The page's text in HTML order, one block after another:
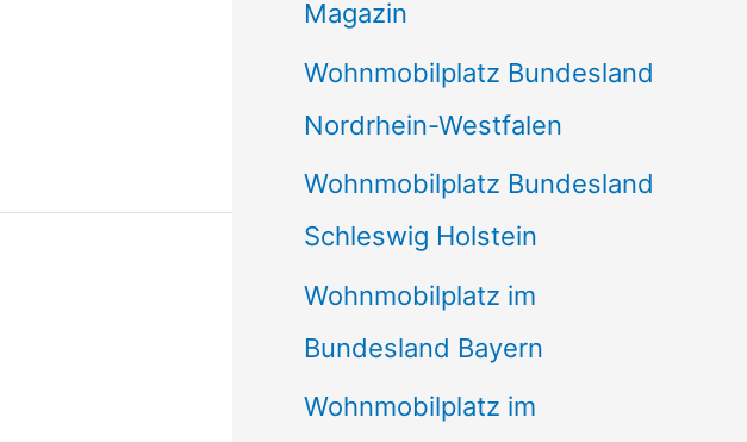
Magazin
Wohnmobilplatz Bundesland
Nordrhein-Westfalen
Wohnmobilplatz Bundesland
Schleswig Holstein
Wohnmobilplatz im
Bundesland Bayern
Wohnmobilplatz im